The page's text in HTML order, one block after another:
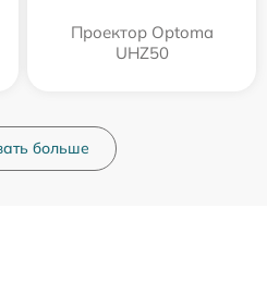
Проектор Optoma
UHZ50
больше